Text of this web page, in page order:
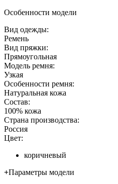
Особенности модели
Вид одежды:
Ремень
Вид пряжки:
Прямоугольная
Модель ремня:
Узкая
Особенности ремня:
Натуральная кожа
Состав:
100% кожа
Страна производства:
Россия
Цвет:
коричневый
+Параметры модели